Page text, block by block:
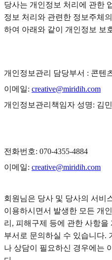
당사는 개인정보 처리에 관한
정보 처리와 관련한 정보주체
하여 아래와 같이 개인정보 보
개인정보관리 담당부서 : 콘텐
이메일: creative@miridih.com
개인정보관리책임자 성명: 김
전화번호: 070-4355-4884
이메일: creative@miridih.com
회원님은 당사 및 당사의 서비
이용하시면서 발생한 모든 개
리, 피해구제 등에 관한 사항
부서로 문의하실 수 있습니다.
나 상담이 필요하신 경우에는